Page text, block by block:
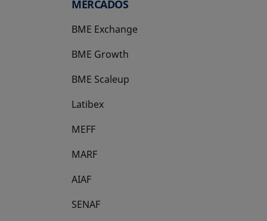
MERCADOS
BME Exchange
BME Growth
se abre en una pestaña nueva
BME Scaleup
se abre en una pestaña nueva
Latibex
se abre en una pestaña nueva
MEFF
se abre en una pestaña nueva
MARF
AIAF
SENAF